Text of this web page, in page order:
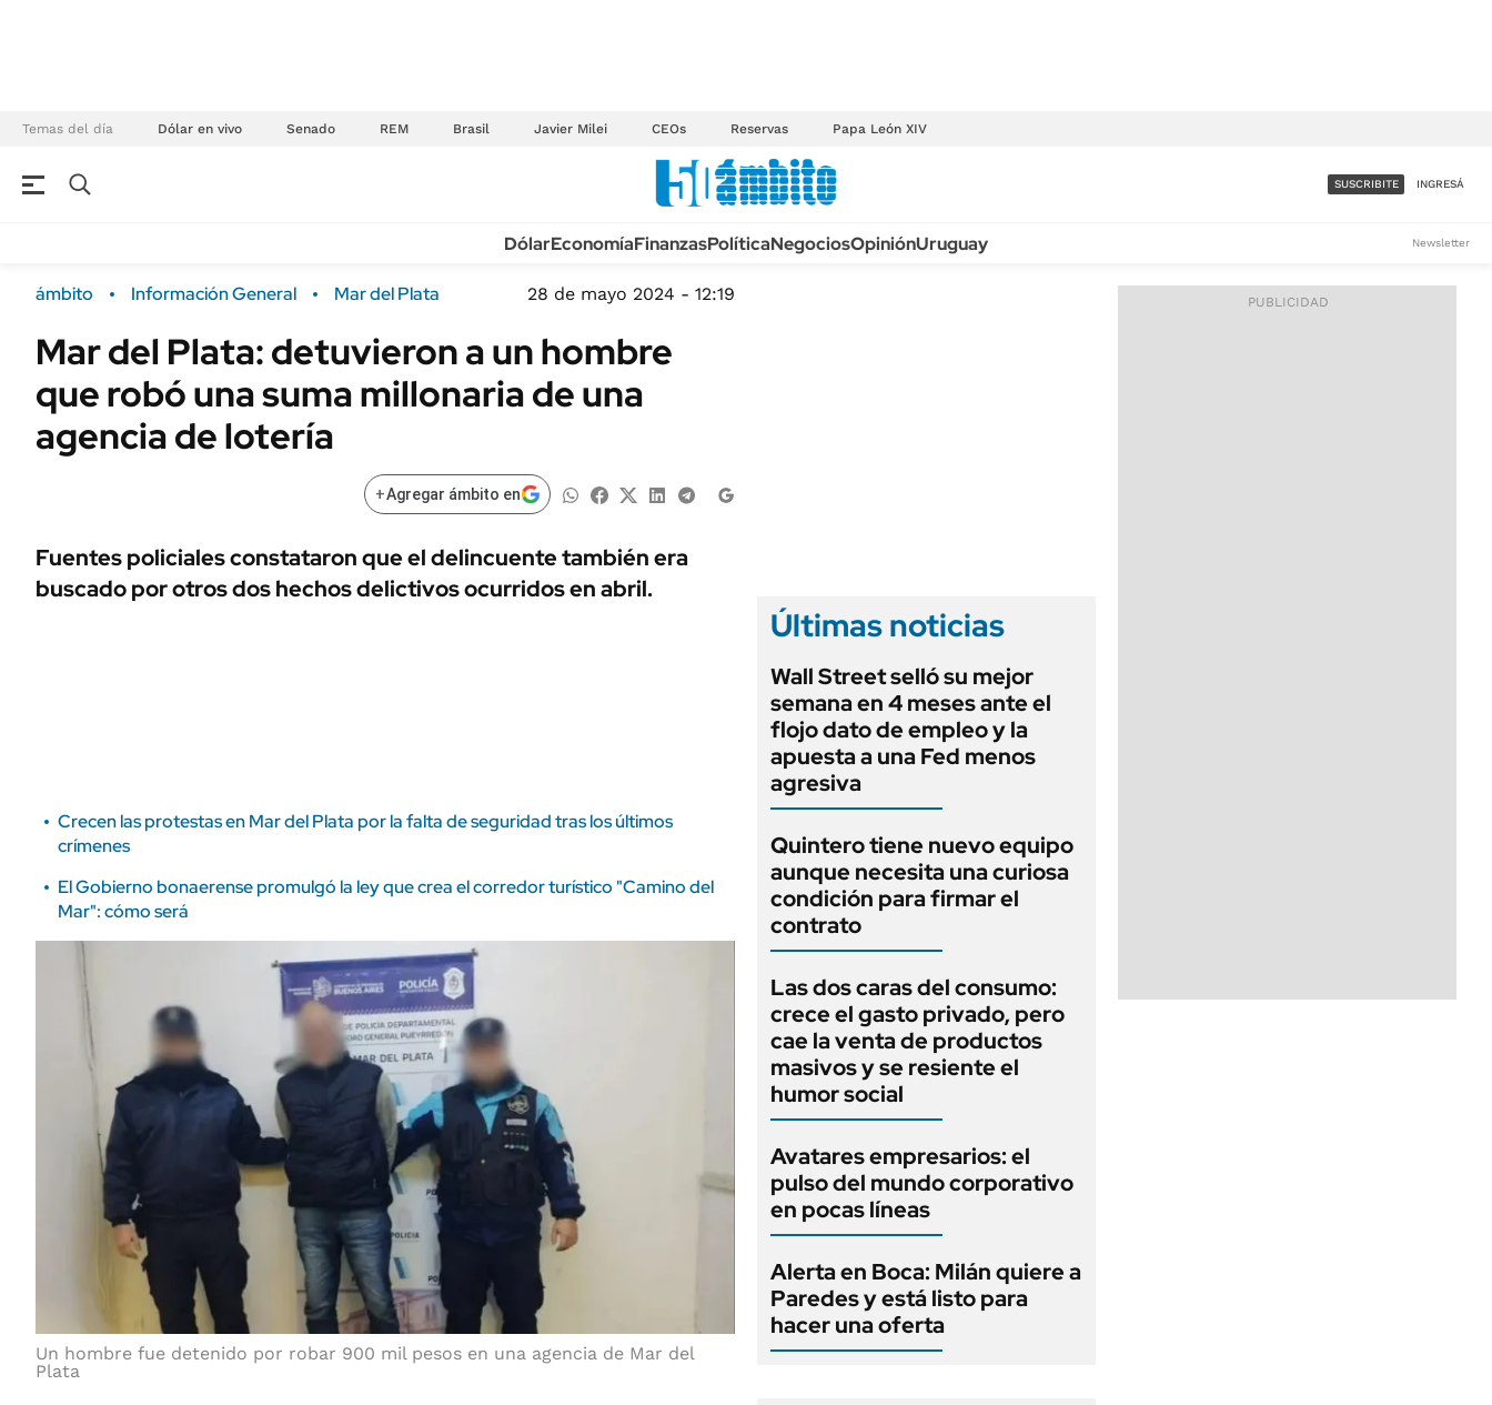
Temas del día Dólar en vivo Senado REM Brasil Javier Milei CEOs Reservas Papa León XIV
Campo
FINANZAS
Dólar
Sustentabilidad
POLÍTICA
URUGUAY
TECNOLOGÍA
MÉXICO
MUNDO
INFORMACIÓN GENERAL
AUTOS
ACCESO FULL - $1.800/MES
SUSCRIBITE INGRESÁ
DólarEconomíaFinanzasPolíticaNegociosOpiniónUruguay Newsletter
ámbito Información General Mar del Plata 28 de mayo 2024 - 12:19
Mar del Plata: detuvieron a un hombre
que robó una suma millonaria de una
agencia de lotería
+Agregar ámbito en
Fuentes policiales constataron que el delincuente también era
buscado por otros dos hechos delictivos ocurridos en abril.
Crecen las protestas en Mar del Plata por la falta de seguridad tras los últimos
crímenes
El Gobierno bonaerense promulgó la ley que crea el corredor turístico "Camino del
Mar": cómo será
Un hombre fue detenido por robar 900 mil pesos en una agencia de Mar del
Plata
Últimas noticias
Wall Street selló su mejor
semana en 4 meses ante el
flojo dato de empleo y la
apuesta a una Fed menos
agresiva
Quintero tiene nuevo equipo
aunque necesita una curiosa
condición para firmar el
contrato
Las dos caras del consumo:
crece el gasto privado, pero
cae la venta de productos
masivos y se resiente el
humor social
Avatares empresarios: el
pulso del mundo corporativo
en pocas líneas
Alerta en Boca: Milán quiere a
Paredes y está listo para
hacer una oferta